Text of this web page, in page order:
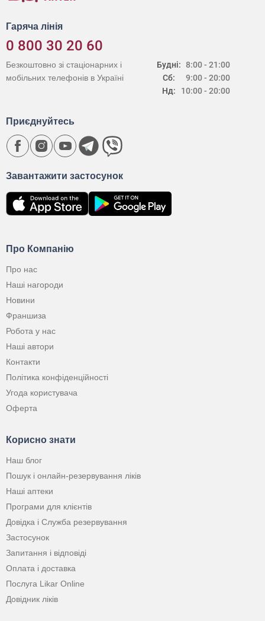
Гаряча лінія
0 800 30 20 60
Будні:
Сб:
Нд:
8:00 - 21:00
9:00 - 20:00
10:00 - 20:00
Безкоштовно зі стаціонарних і
мобільних телефонів в Україні
Про Компанію
Про нас
Наші нагороди
Новини
Франшиза
Робота у нас
Наші автори
Контакти
Політика конфіденційності
Угода користувача
Оферта
Корисно знати
Наш блог
Пошук і онлайн-резервування ліків
Наші аптеки
Програми для клієнтів
Довідка і Служба резервування
Застосунок
Запитання і відповіді
Оплата і доставка
Послуга Likar Online
Довідник ліків
Завантажити застосунок
Приєднуйтесь